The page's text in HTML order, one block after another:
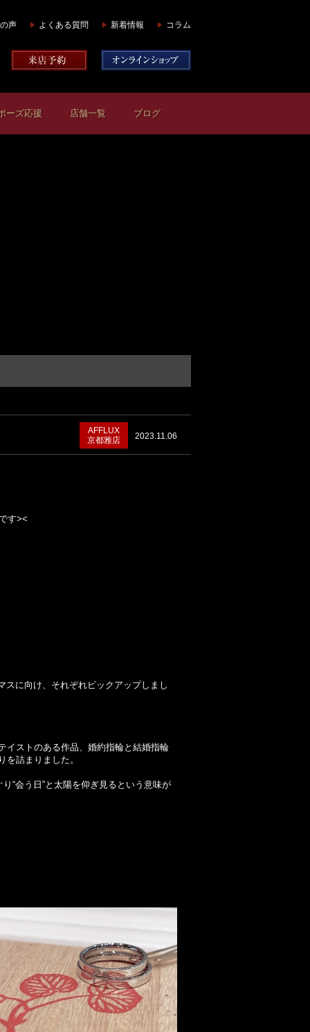
声 よくある質問 新着情報 コラム
ーズ応援 店舗一覧 ブログ
2023.11.06
AFFLUX
京都雅店
す><
スに向け、それぞれピックアップしまし
イストのある作品、婚約指輪と結婚指輪
を詰まりました。
“会う日”と太陽を仰ぎ見るという意味が